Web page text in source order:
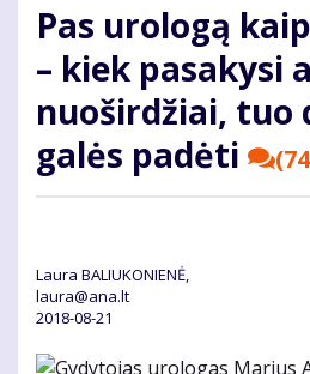
Pas urologą
– kiek pasakysi
nuoširdžiai, tuo
galės padėti
Laura BALIUKONIENĖ,
laura@ana.lt
2018-08-21